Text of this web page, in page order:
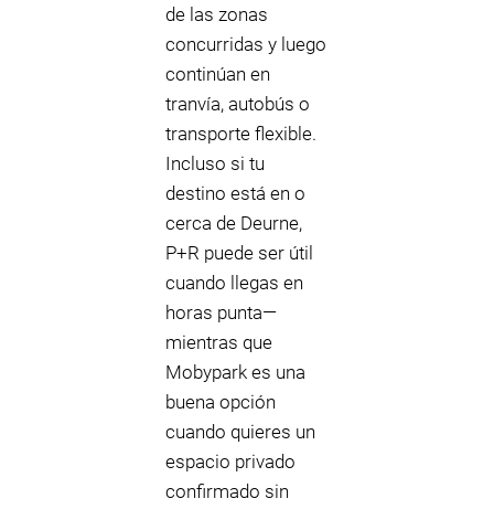
de las zonas
concurridas y luego
continúan en
tranvía, autobús o
transporte flexible.
Incluso si tu
destino está en o
cerca de Deurne,
P+R puede ser útil
cuando llegas en
horas punta—
mientras que
Mobypark es una
buena opción
cuando quieres un
espacio privado
confirmado sin